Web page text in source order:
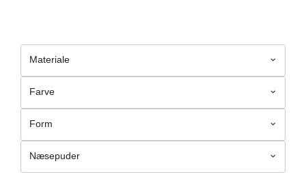
Materiale
Farve
Form
Næsepuder